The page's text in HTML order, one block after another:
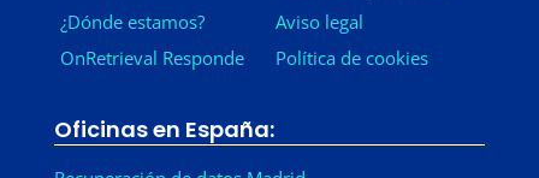
¿Dónde estamos?
OnRetrieval Responde
Aviso legal
Política de cookies
Oficinas en España: